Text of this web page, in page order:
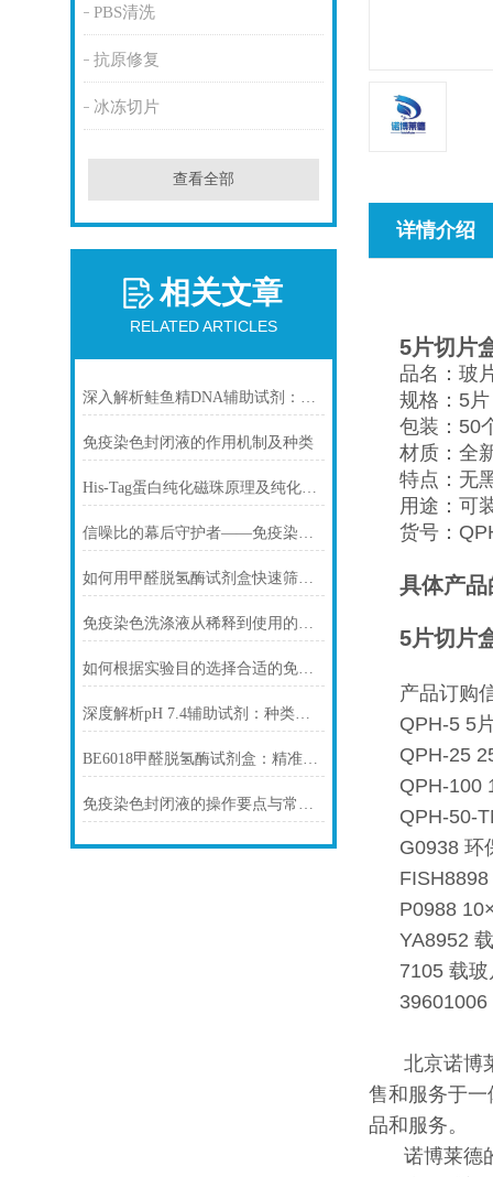
PBS清洗
抗原修复
冰冻切片
查看全部
相关文章
RELATED ARTICLES
深入解析鲑鱼精DNA辅助试剂：原理、特性与规范操作
免疫染色封闭液的作用机制及种类
His-Tag蛋白纯化磁珠原理及纯化步骤
信噪比的幕后守护者——免疫染色洗涤液的科学原理与核心价值
如何用甲醛脱氢酶试剂盒快速筛查食品中甲醛残留？
免疫染色洗涤液从稀释到使用的完整流程
如何根据实验目的选择合适的免疫染色封闭剂
深度解析pH 7.4辅助试剂：种类、选择
BE6018甲醛脱氢酶试剂盒：精准检测赋能多领域，标准化流程破解行业痛点
免疫染色封闭液的操作要点与常见问题解决方案
详情介绍
5片切片
品名：玻
规格：5片
包装：50
材质：全
特点：无
用途：可
货号：
具体产
5片切片
产品订购
QPH-5 5
QPH-25
QPH-100
QPH-50-
G0938 环
P0988
YA8952
7105 载
北京诺博
售和服务于
品和服务。
诺博莱德